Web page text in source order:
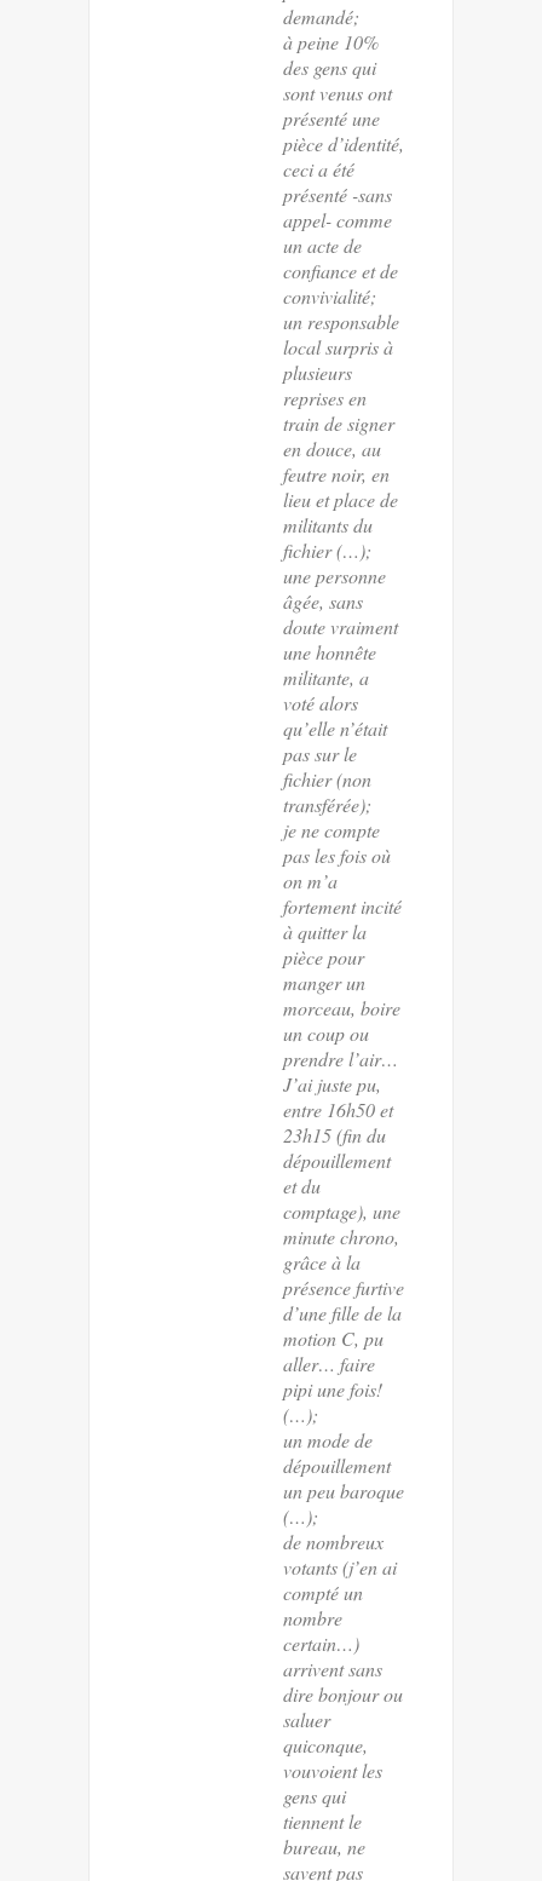
demandé;
à peine 10%
des gens qui
sont venus ont
présenté une
pièce d’identité,
ceci a été
présenté -sans
appel- comme
un acte de
confiance et de
convivialité;
un responsable
local surpris à
plusieurs
reprises en
train de signer
en douce, au
feutre noir, en
lieu et place de
militants du
fichier (…);
une personne
âgée, sans
doute vraiment
une honnête
militante, a
voté alors
qu’elle n’était
pas sur le
fichier (non
transférée);
je ne compte
pas les fois où
on m’a
fortement incité
à quitter la
pièce pour
manger un
morceau, boire
un coup ou
prendre l’air…
J’ai juste pu,
entre 16h50 et
23h15 (fin du
dépouillement
et du
comptage), une
minute chrono,
grâce à la
présence furtive
d’une fille de la
motion C, pu
aller… faire
pipi une fois!
(…);
un mode de
dépouillement
un peu baroque
(…);
de nombreux
votants (j’en ai
compté un
nombre
certain…)
arrivent sans
dire bonjour ou
saluer
quiconque,
vouvoient les
gens qui
tiennent le
bureau, ne
savent pas